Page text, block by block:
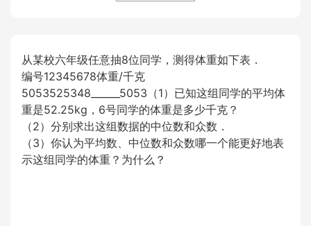
从某校六年级任意抽8位同学，测得体重如下表．
编号12345678体重/千克
5053525348______5053（1）已知这组同学的平均体
重是52.25kg，6号同学的体重是多少千克？
（2）分别求出这组数据的中位数和众数．
（3）你认为平均数、中位数和众数哪一个能更好地表
示这组同学的体重？为什么？